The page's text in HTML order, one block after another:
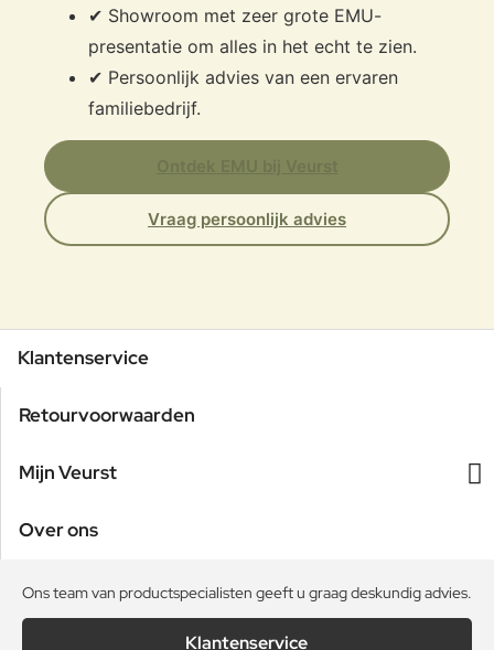
✔ Showroom met zeer grote EMU-
presentatie om alles in het echt te zien.
✔ Persoonlijk advies van een ervaren
familiebedrijf.
Vraag persoonlijk advies
Klantenservice
Retourvoorwaarden
Mijn Veurst
Over ons
Ons team van productspecialisten geeft u graag deskundig advies.
Klantenservice